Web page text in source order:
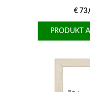
Typ
€
PRODUKT